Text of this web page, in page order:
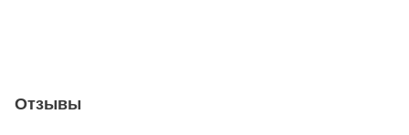
Отзывы